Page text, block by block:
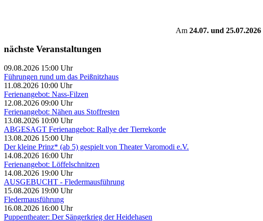
Am 24.07. und 25.07.2026
nächste Veranstaltungen
09.08.2026 15:00 Uhr
Führungen rund um das Peißnitzhaus
11.08.2026 10:00 Uhr
Ferienangebot: Nass-Filzen
12.08.2026 09:00 Uhr
Ferienangebot: Nähen aus Stoffresten
13.08.2026 10:00 Uhr
ABGESAGT Ferienangebot: Rallye der Tierrekorde
13.08.2026 15:00 Uhr
Der kleine Prinz* (ab 5) gespielt von Theater Varomodi e.V.
14.08.2026 16:00 Uhr
Ferienangebot: Löffelschnitzen
14.08.2026 19:00 Uhr
AUSGEBUCHT - Fledermausführung
15.08.2026 19:00 Uhr
Fledermausführung
16.08.2026 16:00 Uhr
Puppentheater: Der Sängerkrieg der Heidehasen